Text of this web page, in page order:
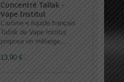
Concentré Tallak -
Vape Institut
L’arôme e liquide français
Tallak de Vape Institut
propose un mélange...
13,90 €